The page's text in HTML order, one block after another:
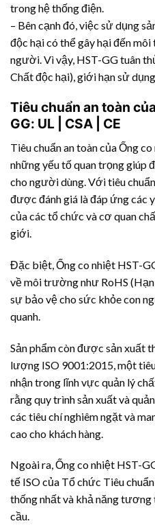
trong hệ thống điện.
– Bên cạnh đó, việc sử dụng
độc hại có thể gây hại đến
người. Vì vậy, HST-GG tuân
Chất độc hại), giới hạn sử
Tiêu chuẩn an toàn
GG: UL | CSA | CE
Tiêu chuẩn an toàn của Ống
những yếu tố quan trọng giúp
cho người dùng. Với tiêu
được đánh giá là đáp ứng các
của các tổ chức và cơ quan
giới.
Đặc biệt, Ống co nhiệt HST-
về môi trường như RoHS
sự bảo vệ cho sức khỏe con
quanh.
Sản phẩm còn được sản xuất
lượng ISO 9001:2015, một
nhận trong lĩnh vực quản lý
rằng quy trình sản xuất và
các tiêu chí nghiêm ngặt và
cao cho khách hàng.
Ngoài ra, Ống co nhiệt HST-
tế ISO của Tổ chức Tiêu
thống nhất và khả năng tương
cầu.